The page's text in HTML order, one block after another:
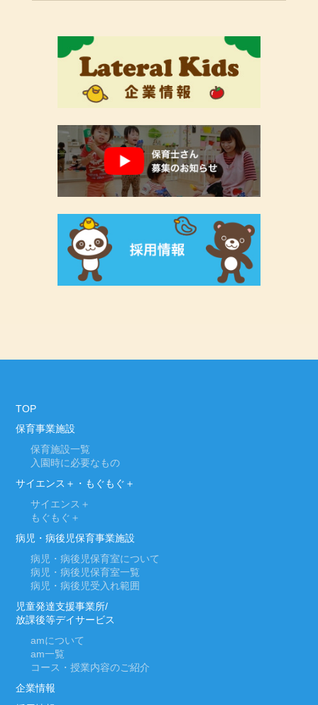
TOP
保育事業施設
保育施設一覧
入園時に必要なもの
サイエンス＋・もぐもぐ＋
サイエンス＋
もぐもぐ＋
病児・病後児保育事業施設
病児・病後児保育室について
病児・病後児保育室一覧
病児・病後児受入れ範囲
児童発達支援事業所/
放課後等デイサービス
amについて
am一覧
コース・授業内容のご紹介
企業情報